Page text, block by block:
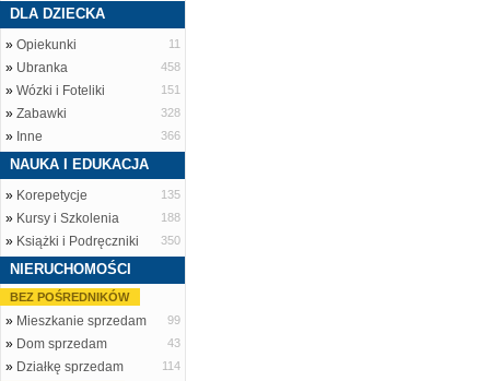
DLA DZIECKA
» Opiekunki 11
» Ubranka 458
» Wózki i Foteliki 151
» Zabawki 328
» Inne 366
NAUKA I EDUKACJA
» Korepetycje 135
» Kursy i Szkolenia 188
» Książki i Podręczniki 350
NIERUCHOMOŚCI
BEZ POŚREDNIKÓW
» Mieszkanie sprzedam 99
» Dom sprzedam 43
» Działkę sprzedam
114